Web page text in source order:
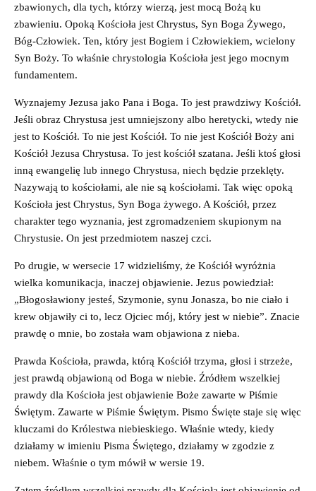
zbawionych, dla tych, którzy wierzą, jest mocą Bożą ku
zbawieniu. Opoką Kościoła jest Chrystus, Syn Boga Żywego,
Bóg-Człowiek. Ten, który jest Bogiem i Człowiekiem, wcielony
Syn Boży. To właśnie chrystologia Kościoła jest jego mocnym
fundamentem.
Wyznajemy Jezusa jako Pana i Boga. To jest prawdziwy Kościół.
Jeśli obraz Chrystusa jest umniejszony albo heretycki, wtedy nie
jest to Kościół. To nie jest Kościół. To nie jest Kościół Boży ani
Kościół Jezusa Chrystusa. To jest kościół szatana. Jeśli ktoś głosi
inną ewangelię lub innego Chrystusa, niech będzie przeklęty.
Nazywają to kościołami, ale nie są kościołami. Tak więc opoką
Kościoła jest Chrystus, Syn Boga żywego. A Kościół, przez
charakter tego wyznania, jest zgromadzeniem skupionym na
Chrystusie. On jest przedmiotem naszej czci.
Po drugie, w wersecie 17 widzieliśmy, że Kościół wyróżnia
wielka komunikacja, inaczej objawienie. Jezus powiedział:
„Błogosławiony jesteś, Szymonie, synu Jonasza, bo nie ciało i
krew objawiły ci to, lecz Ojciec mój, który jest w niebie”. Znacie
prawdę o mnie, bo została wam objawiona z nieba.
Prawda Kościoła, prawda, którą Kościół trzyma, głosi i strzeże,
jest prawdą objawioną od Boga w niebie. Źródłem wszelkiej
prawdy dla Kościoła jest objawienie Boże zawarte w Piśmie
Świętym. Zawarte w Piśmie Świętym. Pismo Święte staje się więc
kluczami do Królestwa niebieskiego. Właśnie wtedy, kiedy
działamy w imieniu Pisma Świętego, działamy w zgodzie z
niebem. Właśnie o tym mówił w wersie 19.